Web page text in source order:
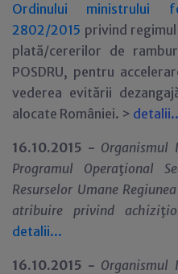
Ordinului ministrului
2802/2015 privind
plată/cererilor de
POSDRU, pentru
vederea evitării
alocate României. >
16.10.2015 - Organismul
Programul Operaţional
Resurselor Umane
atribuire privind achiziţ
detalii...
16.10.2015 - Organismul